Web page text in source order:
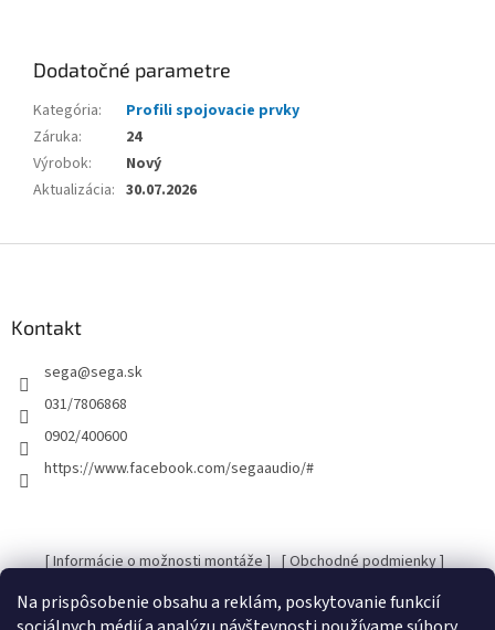
Na prispôsobenie obsahu a reklám, poskytovanie funkcií
Dodatočné parametre
Kategória:
Profili spojovacie prvky
Záruka:
24
Výrobok:
Nový
Aktualizácia: 30.07.2026
Kontakt
sega@sega.sk
031/7806868
0902/400600
https://www.facebook.com/segaaudio/#
[ Informácie o možnosti montáže ] [ Obchodné podmienky ]